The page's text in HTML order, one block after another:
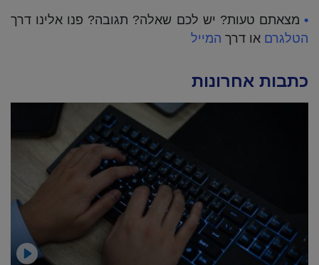
• מצאתם טעות? יש לכם שאלה? תגובה? פנו אלינו דרך
הטלגרם או דרך המייל
כתבות אחרונות